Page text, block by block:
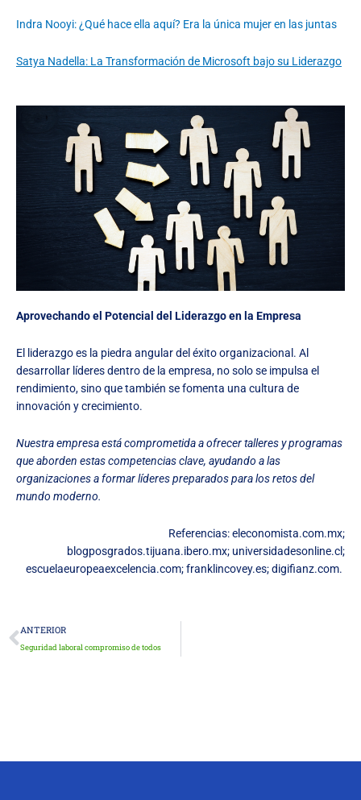
Indra Nooyi: ¿Qué hace ella aquí? Era la única mujer en las juntas
Satya Nadella: La Transformación de Microsoft bajo su Liderazgo
Aprovechando el Potencial del Liderazgo en la Empresa
El liderazgo es la piedra angular del éxito organizacional. Al
desarrollar líderes dentro de la empresa, no solo se impulsa el
rendimiento, sino que también se fomenta una cultura de
innovación y crecimiento.
Nuestra empresa está comprometida a ofrecer talleres y programas
que aborden estas competencias clave, ayudando a las
organizaciones a formar líderes preparados para los retos del
mundo moderno.
Referencias: eleconomista.com.mx;
blogposgrados.tijuana.ibero.mx; universidadesonline.cl;
escuelaeuropeaexcelencia.com; franklincovey.es; digifianz.com.
Ant
ANTERIOR
Seguridad laboral compromiso de todos